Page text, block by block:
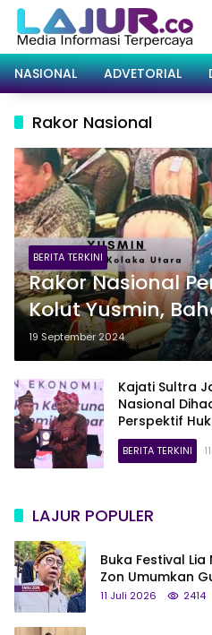
Langsung
konten
NASIONAL
ADVETORIAL
Rakor Nasional
BERITA TERKINI
Rakor Nasional
Kolut Yusmin,
ASN & Kesiapan
19 September 2024
Kajati Sultra
Nasional
Perspektif
BERITA TERKINI
LAJUR POPULER
Buka Festival
Zon Umumkan
Status Jadi
11 Juli 2026 2414